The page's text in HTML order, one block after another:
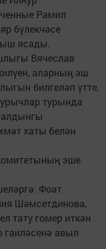
Рамил
бүлекчәсе
ясады.
Вячеслав
аларның эш
билгеләп үтте,
турында
алдынгы
хаты белән
эше
Фоат
Шәмсетдинова,
тату гомер иткән
авыл